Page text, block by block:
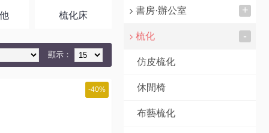
書房·辦公室 +
梳化 -
仿皮梳化
休閒椅
布藝梳化
梳化床 真皮梳化 腳踏
顯示：
-40%